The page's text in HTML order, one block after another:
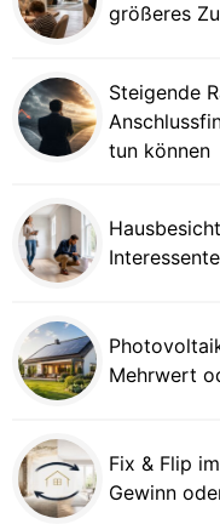
größeres
Steigende
tun können
Mehrwert
Fix & Flip
Gewinn